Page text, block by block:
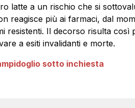
latte a un rischio che si
reagisce più ai farmaci, dal
resistenti. Il decorso risulta così
a esiti invalidanti e morte.
sotto inchiesta